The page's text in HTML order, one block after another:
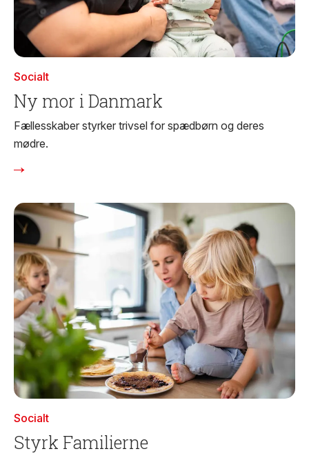
Socialt
Ny mor i Danmark
Fællesskaber styrker trivsel for spædbørn og deres
mødre.
Socialt
Styrk Familierne